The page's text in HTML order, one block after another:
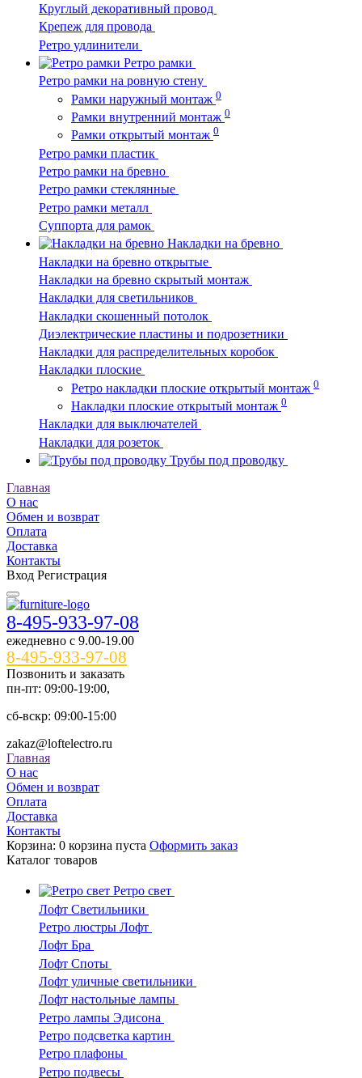
Круглый декоративный провод
Крепеж для провода
Ретро удлинители
Ретро рамки
Ретро рамки на ровную стену
Рамки наружный монтаж 0
Рамки внутренний монтаж 0
Рамки открытый монтаж 0
Ретро рамки пластик
Ретро рамки на бревно
Ретро рамки стеклянные
Ретро рамки металл
Суппорта для рамок
Накладки на бревно
Накладки на бревно открытые
Накладки на бревно скрытый монтаж
Накладки для светильников
Накладки скошенный потолок
Диэлектрические пластины и подрозетники
Накладки для распределительных коробок
Накладки плоские
Ретро накладки плоские открытый монтаж 0
Накладки плоские открытый монтаж 0
Накладки для выключателей
Накладки для розеток
Трубы под проводку
Главная
О нас
Обмен и возврат
Оплата
Доставка
Контакты
Вход Регистрация
8-495-933-97-08
ежедневно c 9.00-19.00
8-495-933-97-08
Позвонить и заказать
пн-пт: 09:00-19:00,
сб-вскр: 09:00-15:00
zakaz@loftelectro.ru
Главная
О нас
Обмен и возврат
Оплата
Доставка
Контакты
Корзина: 0 корзина пуста Оформить заказ
Каталог товаров
Ретро свет
Лофт Светильники
Ретро люстры Лофт
Лофт Бра
Лофт Споты
Лофт уличные светильники
Лофт настольные лампы
Ретро лампы Эдисона
Ретро подсветка картин
Ретро плафоны
Ретро подвесы